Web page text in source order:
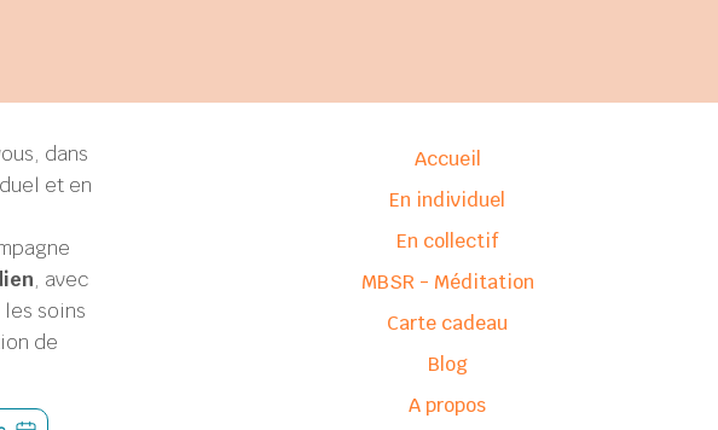
dans
et en
, avec
soins
de
Accueil
En individuel
En collectif
MBSR - Méditation
Carte cadeau
Blog
A propos